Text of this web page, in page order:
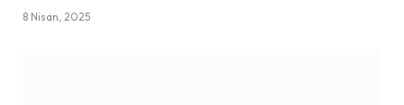
8 Nisan, 2025